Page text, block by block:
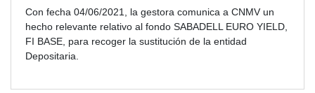
Con fecha 04/06/2021, la gestora comunica a CNMV un
hecho relevante relativo al fondo SABADELL EURO YIELD,
FI BASE, para recoger la sustitución de la entidad
Depositaria.